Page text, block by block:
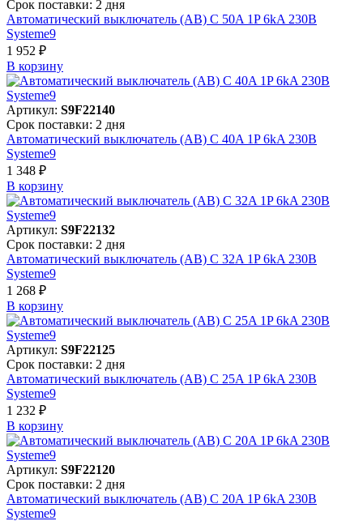
Срок поставки: 2 дня
Автоматический выключатель (АВ) C 50A 1P 6kA 230В
Systeme9
1 952 ₽
В корзинy
Артикул: S9F22140
Срок поставки: 2 дня
Автоматический выключатель (АВ) C 40A 1P 6kA 230В
Systeme9
1 348 ₽
В корзинy
Артикул: S9F22132
Срок поставки: 2 дня
Автоматический выключатель (АВ) C 32A 1P 6kA 230В
Systeme9
1 268 ₽
В корзинy
Артикул: S9F22125
Срок поставки: 2 дня
Автоматический выключатель (АВ) C 25A 1P 6kA 230В
Systeme9
1 232 ₽
В корзинy
Артикул: S9F22120
Срок поставки: 2 дня
Автоматический выключатель (АВ) C 20A 1P 6kA 230В
Systeme9